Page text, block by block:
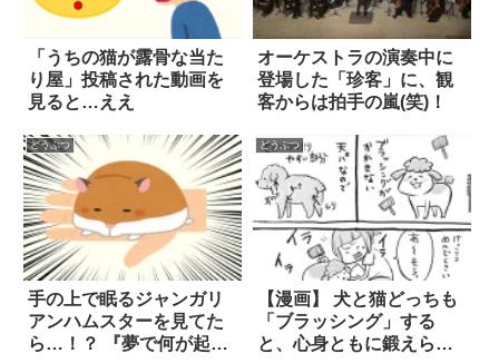
「うちの猫が露骨な当た
り屋」投稿された動画を
見ると…ええ
オーケストラの演奏中に
登場した「珍客」に、観
客からは拍手の嵐(笑)！
どうぶつ
手の上で眠るジャンガリ
アンハムスターを見てた
ら…！？ 『夢で何が起き
どうぶつ
【漫画】 犬と猫どっちも
「ブラッシング」する
と、心身ともに鍛えられ